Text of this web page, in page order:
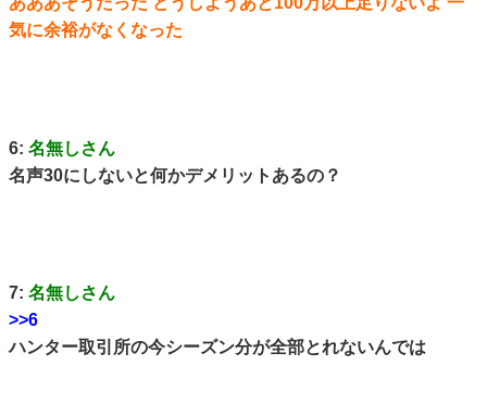
気に余裕がなくなった
6: 名無しさん
名声30にしないと何かデメリットあるの？
7: 名無しさん
>>6
ハンター取引所の今シーズン分が全部とれないんでは